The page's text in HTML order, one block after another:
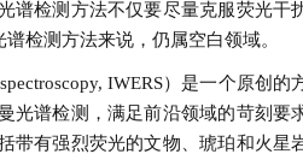
谱检测方法不仅要尽量克服荧光干
检测方法来说，仍属空白领域。
IWERS）是一个原创的
光谱检测，满足前沿领域的苛刻要
带有强烈荧光的文物、琥珀和火星